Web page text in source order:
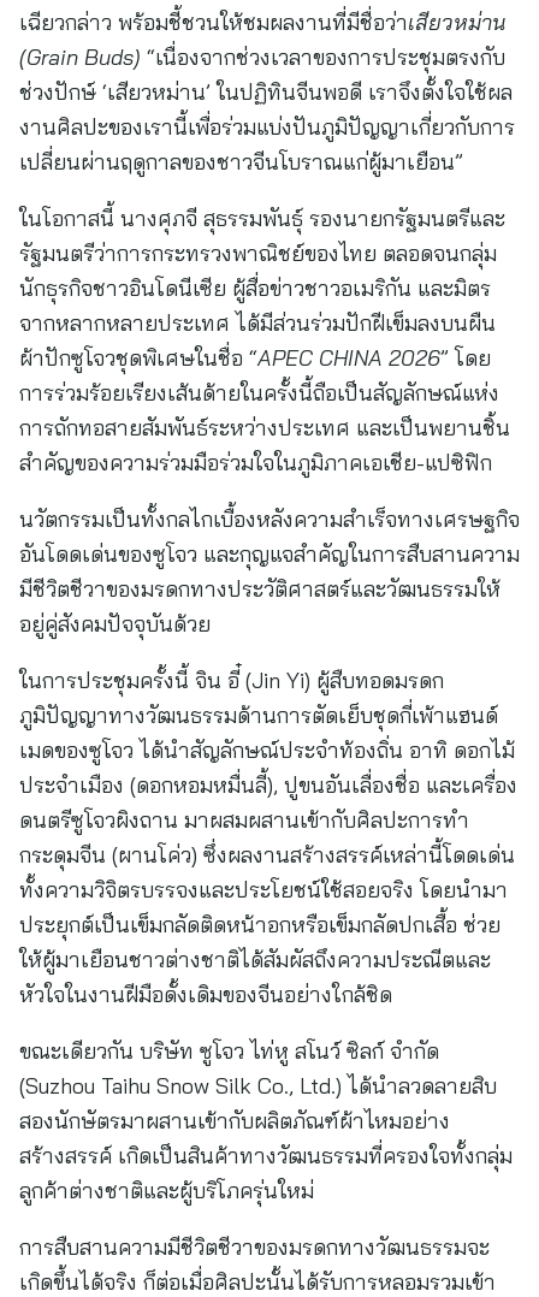
เฉียวกล่าว พร้อมชี้ชวนให้ชมผลงานที่มีชื่อว่าเสียวหม่าน
(Grain Buds) “เนื่องจากช่วงเวลาของการประชุมตรงกับ
ช่วงปักษ์ ‘เสียวหม่าน’ ในปฏิทินจีนพอดี เราจึงตั้งใจใช้ผล
งานศิลปะของเรานี้เพื่อร่วมแบ่งปันภูมิปัญญาเกี่ยวกับการ
เปลี่ยนผ่านฤดูกาลของชาวจีนโบราณแก่ผู้มาเยือน”
ในโอกาสนี้ นางศุภจี สุธรรมพันธุ์ รองนายกรัฐมนตรีและ
รัฐมนตรีว่าการกระทรวงพาณิชย์ของไทย ตลอดจนกลุ่ม
นักธุรกิจชาวอินโดนีเซีย ผู้สื่อข่าวชาวอเมริกัน และมิตร
จากหลากหลายประเทศ ได้มีส่วนร่วมปักฝีเข็มลงบนผืน
ผ้าปักซูโจวชุดพิเศษในชื่อ “APEC CHINA 2026” โดย
การร่วมร้อยเรียงเส้นด้ายในครั้งนี้ถือเป็นสัญลักษณ์แห่ง
การถักทอสายสัมพันธ์ระหว่างประเทศ และเป็นพยานชิ้น
สำคัญของความร่วมมือร่วมใจในภูมิภาคเอเชีย-แปซิฟิก
นวัตกรรมเป็นทั้งกลไกเบื้องหลังความสำเร็จทางเศรษฐกิจ
อันโดดเด่นของซูโจว และกุญแจสำคัญในการสืบสานความ
มีชีวิตชีวาของมรดกทางประวัติศาสตร์และวัฒนธรรมให้
อยู่คู่สังคมปัจจุบันด้วย
ในการประชุมครั้งนี้ จิน อี๋ (Jin Yi) ผู้สืบทอดมรดก
ภูมิปัญญาทางวัฒนธรรมด้านการตัดเย็บชุดกี่เพ้าแฮนด์
เมดของซูโจว ได้นำสัญลักษณ์ประจำท้องถิ่น อาทิ ดอกไม้
ประจำเมือง (ดอกหอมหมื่นลี้), ปูขนอันเลื่องชื่อ และเครื่อง
ดนตรีซูโจวผิงถาน มาผสมผสานเข้ากับศิลปะการทำ
กระดุมจีน (ผานโค่ว) ซึ่งผลงานสร้างสรรค์เหล่านี้โดดเด่น
ทั้งความวิจิตรบรรจงและประโยชน์ใช้สอยจริง โดยนำมา
ประยุกต์เป็นเข็มกลัดติดหน้าอกหรือเข็มกลัดปกเสื้อ ช่วย
ให้ผู้มาเยือนชาวต่างชาติได้สัมผัสถึงความประณีตและ
หัวใจในงานฝีมือดั้งเดิมของจีนอย่างใกล้ชิด
ขณะเดียวกัน บริษัท ซูโจว ไท่หู สโนว์ ซิลก์ จำกัด
(Suzhou Taihu Snow Silk Co., Ltd.) ได้นำลวดลายสิบ
สองนักษัตรมาผสานเข้ากับผลิตภัณฑ์ผ้าไหมอย่าง
สร้างสรรค์ เกิดเป็นสินค้าทางวัฒนธรรมที่ครองใจทั้งกลุ่ม
ลูกค้าต่างชาติและผู้บริโภครุ่นใหม่
การสืบสานความมีชีวิตชีวาของมรดกทางวัฒนธรรมจะ
เกิดขึ้นได้จริง ก็ต่อเมื่อศิลปะนั้นได้รับการหลอมรวมเข้า